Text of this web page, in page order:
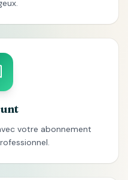
votre abonnement